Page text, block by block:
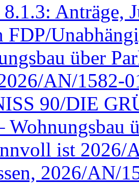
8.1.3: Anträge,
FDP/
über
AN/1582-
90/DIE
Wohnungsbau
ist 2026/
2026/AN/